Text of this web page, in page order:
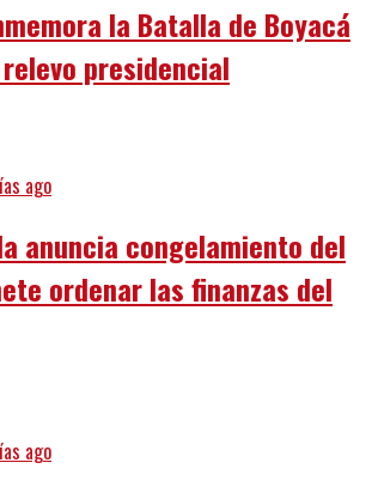
la Batalla de Boyacá
presidencial
ago
anuncia congelamiento del
ordenar las finanzas del
ago